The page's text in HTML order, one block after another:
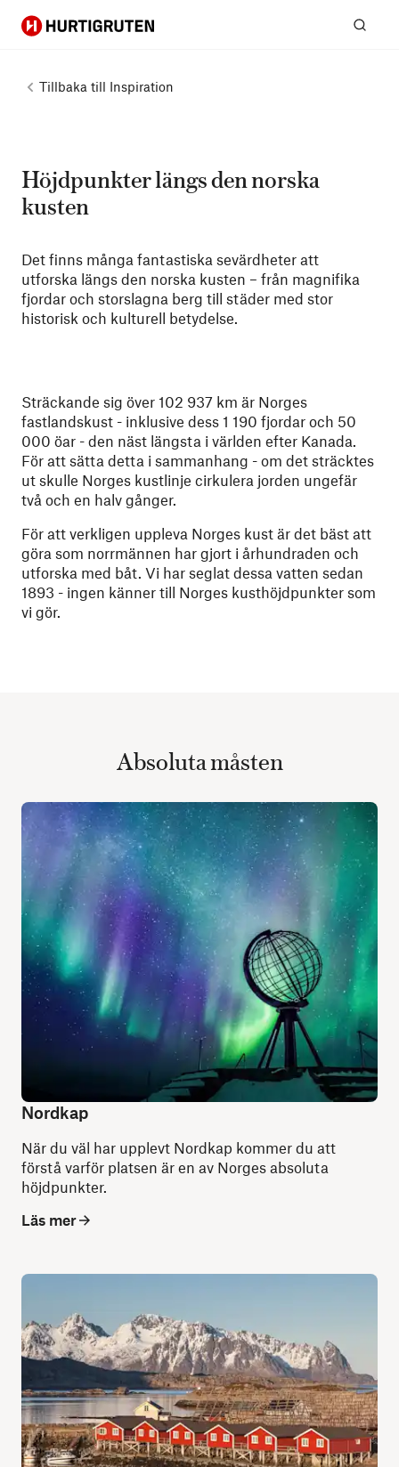
Hurtigruten
Tillbaka till Inspiration
Höjdpunkter längs den norska
kusten
Det finns många fantastiska sevärdheter att
utforska längs den norska kusten – från magnifika
fjordar och storslagna berg till städer med stor
historisk och kulturell betydelse.
Sträckande sig över 102 937 km är Norges
fastlandskust - inklusive dess 1 190 fjordar och 50
000 öar - den näst längsta i världen efter Kanada.
För att sätta detta i sammanhang - om det sträcktes
ut skulle Norges kustlinje cirkulera jorden ungefär
två och en halv gånger.
För att verkligen uppleva Norges kust är det bäst att
göra som norrmännen har gjort i århundraden och
utforska med båt. Vi har seglat dessa vatten sedan
1893 - ingen känner till Norges kusthöjdpunkter som
vi gör.
Absoluta måsten
Nordkap
När du väl har upplevt Nordkap kommer du att
förstå varför platsen är en av Norges absoluta
höjdpunkter.
Läs mer